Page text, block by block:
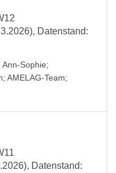
Datenstand:
Ann-Sophie;
; AMELAG-Team;
Datenstand: